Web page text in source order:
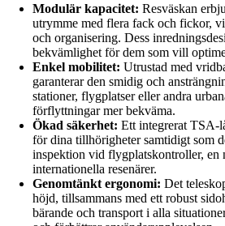
Modulär kapacitet: Resväskan
utrymme med flera fack och fickor,
och organisering. Dess
bekvämlighet för dem som vill
Enkel mobilitet: Utrustad med
garanterar den smidig och
stationer, flygplatser eller andra
förflyttningar mer bekväma.
Ökad säkerhet: Ett integrerat TSA-
för dina tillhörigheter samtidigt som
inspektion vid flygplatskontroller,
internationella resenärer.
Genomtänkt ergonomi: Det
höjd, tillsammans med ett robust
bärande och transport i alla